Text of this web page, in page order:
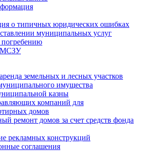
о типичных юридических ошибках
муниципальных услуг
погребению
МСЗУ
земельных и лесных участков
имущества
казны
компаний для
домов
ремонт домов за счет средств фонда
рекламных конструкций
соглашения